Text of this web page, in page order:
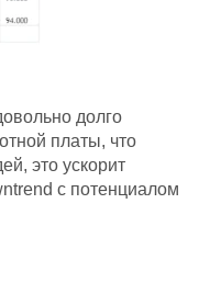
долго
платы, что
это ускорит
с потенциалом